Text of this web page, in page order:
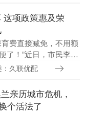
.... 项政策惠及荣
费直接减免，不用额
了！”近日，市民李女
满脸笑意。她的孩
：久联优配
亲历城市危机，
个活法了